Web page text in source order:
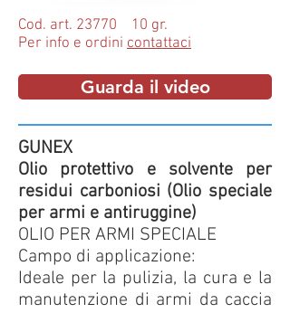
Cod. art. 23770 10 gr.
Per info e ordini contattaci
Guarda il video
GUNEX
Olio protettivo e solvente per
residui carboniosi (Olio speciale
per armi e antiruggine)
OLIO PER ARMI SPECIALE
Campo di applicazione:
Ideale per la pulizia, la cura e la
manutenzione di armi da caccia